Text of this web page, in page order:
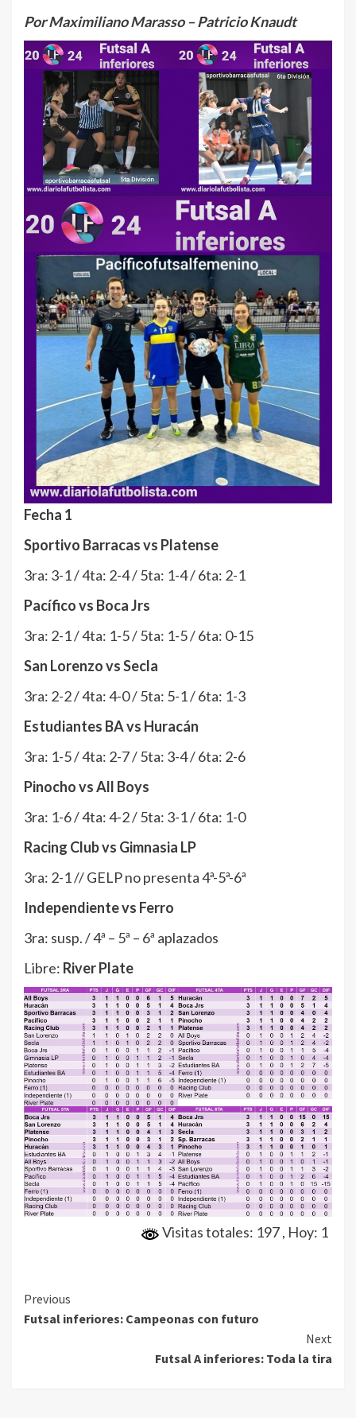
Por Maximiliano Marasso – Patricio Knaudt
Fecha 1
Sportivo Barracas vs Platense
3ra: 3-1 / 4ta: 2-4 / 5ta: 1-4 / 6ta: 2-1
Pacífico vs Boca Jrs
3ra: 2-1 / 4ta: 1-5 / 5ta: 1-5 / 6ta: 0-15
San Lorenzo vs Secla
3ra: 2-2 / 4ta: 4-0 / 5ta: 5-1 / 6ta: 1-3
Estudiantes BA vs Huracán
3ra: 1-5 / 4ta: 2-7 / 5ta: 3-4 / 6ta: 2-6
Pinocho vs All Boys
3ra: 1-6 / 4ta: 4-2 / 5ta: 3-1 / 6ta: 1-0
Racing Club vs Gimnasia LP
3ra: 2-1 // GELP no presenta 4ª-5ª-6ª
Independiente vs Ferro
3ra: susp. / 4ª – 5ª – 6ª aplazados
Libre: River Plate
Visitas totales: 197, Hoy: 1
Continue
Reading
Previous
Futsal inferiores: Campeonas con futuro
Next
Futsal A inferiores: Toda la tira